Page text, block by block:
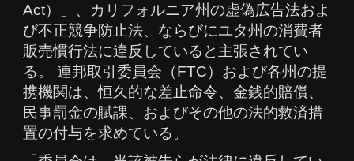
Act）」、カリフォルニア州の虚偽広告法およ
び不正競争防止法、ならびにユタ州の消費者
販売慣行法に違反していると主張されてい
る。 連邦取引委員会（FTC）および各州の提
携機関は、恒久的な差止命令、金銭的賠償、
民事罰金の賦課、およびその他の法的救済措
置の付与を求めている。